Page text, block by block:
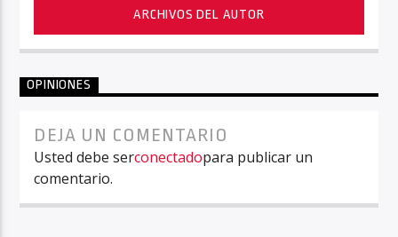
ARCHIVOS DEL AUTOR
OPINIONES
DEJA UN COMENTARIO
Usted debe serconectadopara publicar un
comentario.